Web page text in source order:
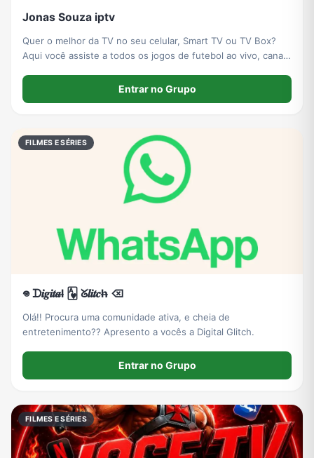
Jonas Souza iptv
Quer o melhor da TV no seu celular, Smart TV ou TV Box?
Aqui você assiste a todos os jogos de futebol ao vivo, canais
e séries atualizadas! Venha conferir a qualidade e peça já
seu teste grátis no z
Entrar no Grupo
FILMES E SÉRIES
𖦹 ᗪ𝒊𝒈𝒊𝒕𝒂l̶ 🂱 ᘜ𝒍𝒊𝒕𝒄h̶ ⌫
Olá!! Procura uma comunidade ativa, e cheia de
entretenimento?? Apresento a vocês a Digital Glitch.
Entrar no Grupo
FILMES E SÉRIES